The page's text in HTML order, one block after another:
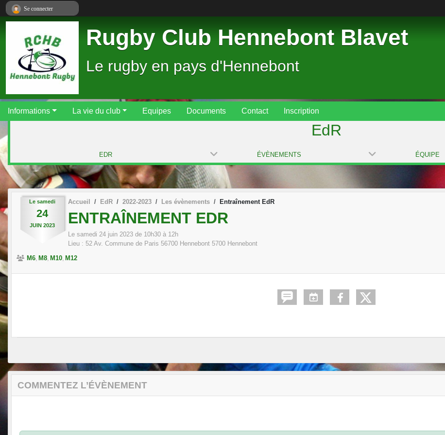
Rugby Club Hennebont Blavet
Le rugby en pays d'Hennebont
Informations La vie du club Equipes Documents Contact Inscription
EdR
EDR ÉVÈNEMENTS ÉQUIPE
Le samedi
24
JUIN 2023
Accueil EdR 2022-2023 Les évènements Entraînement EdR
ENTRAÎNEMENT EDR
Le samedi 24 juin 2023 de 10h30 à 12h
Lieu : 52 Av. Commune de Paris 56700 Hennebont 5700 Hennebont
M6 M8 M10 M12
COMMENTEZ L’ÉVÈNEMENT
Se connecter
Panneau de gestion des cookies